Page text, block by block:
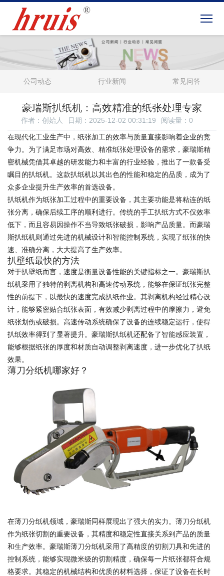
公司动态 行业新闻 常见问答
豪瑞斯扒纸机：高效精准的纸张处理专家
作者：创始人 日期：2025-12-02 00:31:19 阅读量： 0
在现代化工业生产中，纸张加工的效率与质量直接影响着企业的竞
争力。为了满足市场对高效、精准纸张处理设备的需求，豪瑞斯精
密机械凭借其卓越的研发能力和丰富的行业经验，推出了一款备受
瞩目的扒纸机。这款扒纸机以其出色的性能和稳定的品质，成为了
众多企业提升生产效率的首选设备。
扒纸机作为纸张加工过程中的重要设备，其主要功能是将粘连的纸
张分离，确保后续工序的顺利进行。传统的手工扒纸方式不仅效率
低下，而且容易因操作不当导致纸张破损，影响产品质量。而豪瑞
斯扒纸机则通过先进的机械设计和智能控制系统，实现了纸张的快
速、准确分离，大大提高了生产效率。
扒壁纸最快的方法
对于扒壁纸而言，速度是衡量设备性能的关键指标之一。豪瑞斯扒
纸机采用了独特的剥离机构和高速传动系统，能够在保证纸张完整
性的前提下，以最快的速度完成扒纸作业。其剥离机构经过精心设
计，能够紧密贴合纸张表面，有效减少剥离过程中的摩擦力，避免
纸张划伤或破损。高速传动系统确保了设备的连续稳定运行，使得
扒纸效率得到了显著提升。豪瑞斯扒纸机还配备了智能感应装置，
能够根据纸张的厚度和材质自动调整剥离速度，进一步优化了扒纸
效果。
薄刀分纸机哪家好？
在薄刀分纸机领域，豪瑞斯同样展现出了强大的实力。薄刀分纸机
作为纸张切割的重要设备，其精度和稳定性直接关系到产品的质量
和生产效率。豪瑞斯薄刀分纸机采用了高精度的切割刀具和先进的
控制系统，能够实现微米级的切割精度，确保每一片纸张都符合规
格要求。其稳定的机械结构和优质的材料选择，保证了设备在长时